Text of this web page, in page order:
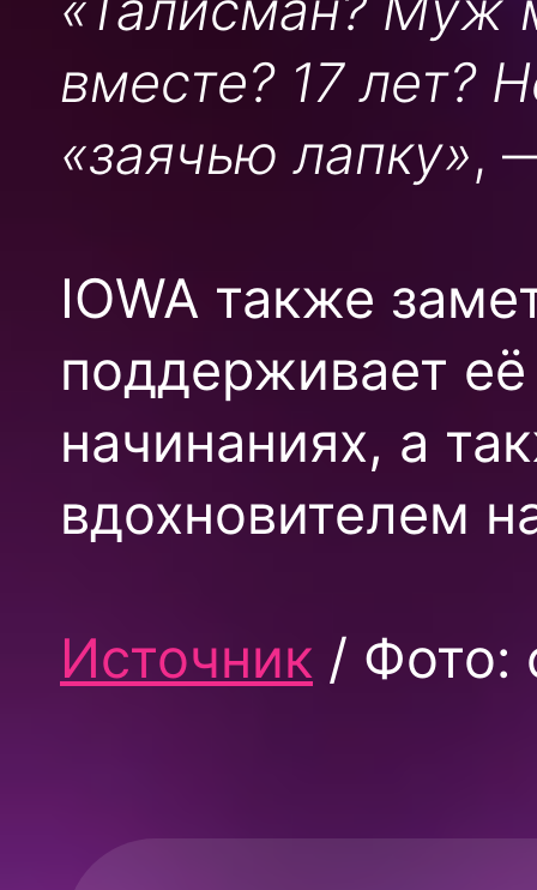
вместе? 17 лет?
«заячью лапку»,
IOWA также
поддерживает
начинаниях, а
вдохновителем
Источник / Фото: